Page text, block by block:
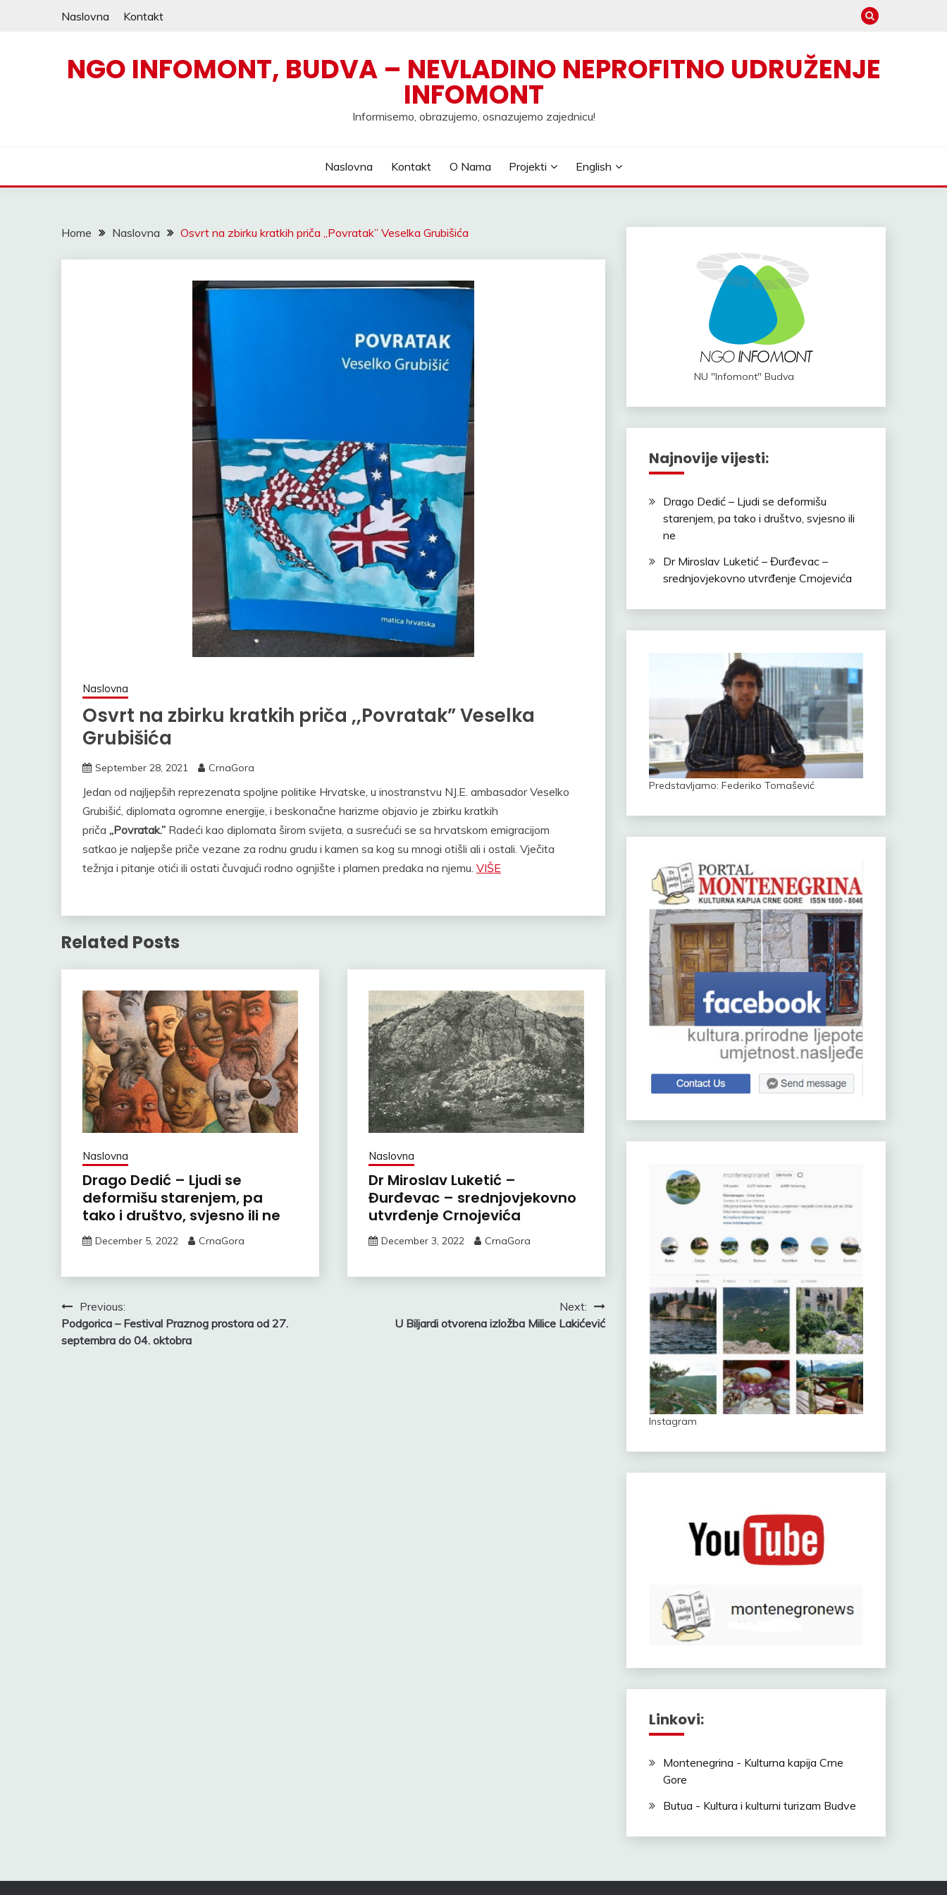
Naslovna Kontakt
NGO INFOMONT, BUDVA – NEVLADINO NEPROFITNO UDRUŽENJE
INFOMONT
Informisemo, obrazujemo, osnazujemo zajednicu!
Naslovna Kontakt O Nama Projekti English
Home Naslovna Osvrt na zbirku kratkih priča ,,Povratak” Veselka Grubišića
Naslovna
Osvrt na zbirku kratkih priča ,,Povratak” Veselka
Grubišića
September 28, 2021 CrnaGora
Jedan od najljepših reprezenata spoljne politike Hrvatske, u inostranstvu NJ.E. ambasador Veselko
Grubišić, diplomata ogromne energije, i beskonačne harizme objavio je zbirku kratkih
priča ,,Povratak.” Radeći kao diplomata širom svijeta, a susrećući se sa hrvatskom emigracijom
satkao je naljepše priče vezane za rodnu grudu i kamen sa kog su mnogi otišli ali i ostali. Vječita
težnja i pitanje otići ili ostati čuvajući rodno ognjište i plamen predaka na njemu. VIŠE
Related Posts
Naslovna
Drago Dedić – Ljudi se
deformišu starenjem, pa
tako i društvo, svjesno ili ne
December 5, 2022 CrnaGora
Naslovna
Dr Miroslav Luketić –
Đurđevac – srednjovjekovno
utvrđenje Crnojevića
December 3, 2022 CrnaGora
Post
navigation
Previous:
Podgorica – Festival Praznog prostora od 27.
septembra do 04. oktobra
Next:
U Biljardi otvorena izložba Milice Lakićević
NU "Infomont" Budva
Najnovije vijesti:
Drago Dedić – Ljudi se deformišu
starenjem, pa tako i društvo, svjesno ili
ne
Dr Miroslav Luketić – Đurđevac –
srednjovjekovno utvrđenje Crnojevića
Predstavljamo: Federiko Tomašević
Instagram
Linkovi:
Montenegrina - Kulturna kapija Crne
Gore
Butua - Kultura i kulturni turizam Budve